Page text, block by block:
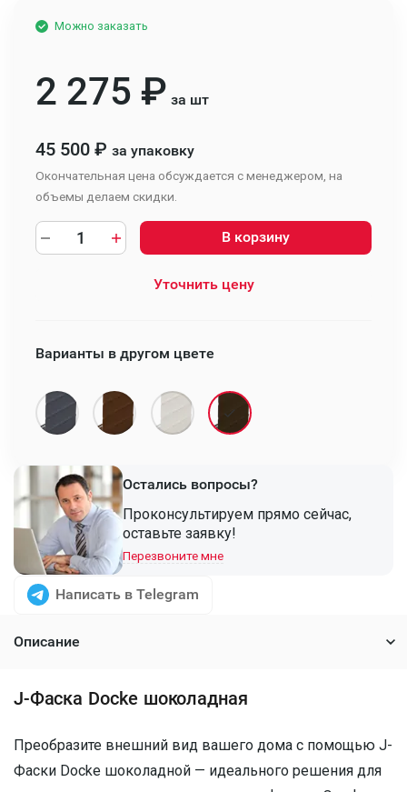
Можно заказать
2 275 ₽ за шт
45 500 ₽ за упаковку
Окончательная цена обсуждается с менеджером, на
объемы делаем скидки.
В корзину
Уточнить цену
Варианты в другом цвете
Остались вопросы?
Проконсультируем прямо сейчас,
оставьте заявку!
Перезвоните мне
Написать в Telegram
Описание
J-Фаска Docke шоколадная
Преобразите внешний вид вашего дома с помощью J-
Фаски Docke шоколадной — идеального решения для